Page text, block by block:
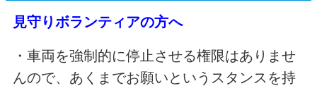
見守りボランティアの方へ
・車両を強制的に停止させる権限はありませ
んので、あくまでお願いというスタンスを持